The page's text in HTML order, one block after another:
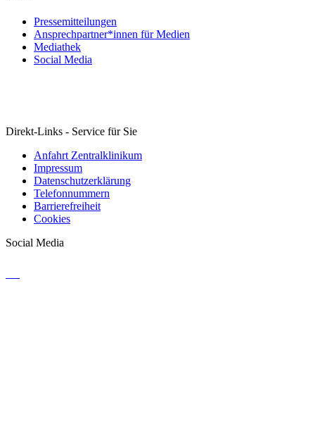
Pressemitteilungen
Ansprechpartner*innen für Medien
Mediathek
Social Media
Direkt-Links - Service für Sie
Anfahrt Zentralklinikum
Impressum
Datenschutzerklärung
Telefonnummern
Barrierefreiheit
Cookies
Social Media